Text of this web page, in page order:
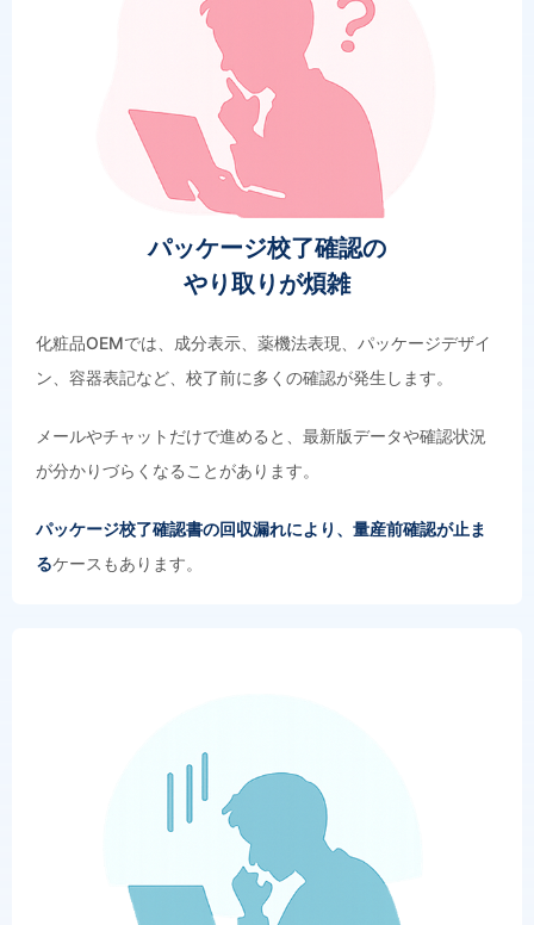
パッケージ校了確認の
やり取りが煩雑
化粧品OEMでは、成分表示、薬機法表現、パッケージデザイ
ン、容器表記など、校了前に多くの確認が発生します。
メールやチャットだけで進めると、最新版データや確認状況
が分かりづらくなることがあります。
パッケージ校了確認書の回収漏れにより、量産前確認が止ま
るケースもあります。